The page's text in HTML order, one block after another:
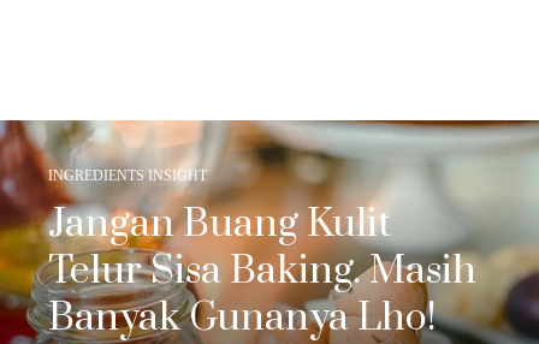
INGREDIENTS INSIGHT
Jangan Buang Kulit
Telur Sisa Baking. Masih
Banyak Gunanya Lho!